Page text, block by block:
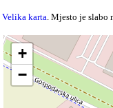
Velika karta. Mjesto je slabo
+
−